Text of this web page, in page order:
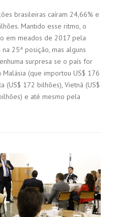
brasileiras caíram 24,66% e
Mantido esse ritmo, o
em meados de 2017 pela
25ª posição, mas alguns
surpresa se o país for
(que importou US$ 176
(US$ 172 bilhões), Vietnã (US$
e até mesmo pela